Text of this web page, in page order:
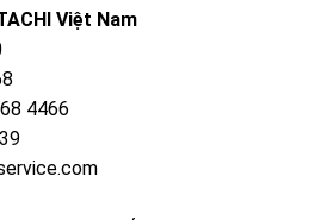
Việt Nam
4466